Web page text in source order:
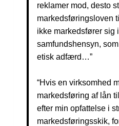
reklamer mod, desto
markedsføringsloven
ikke markedsfører sig
samfundshensyn,
etisk adfærd…”
“Hvis en virksomhed
markedsføring af lån
efter min opfattelse i
markedsføringsskik,